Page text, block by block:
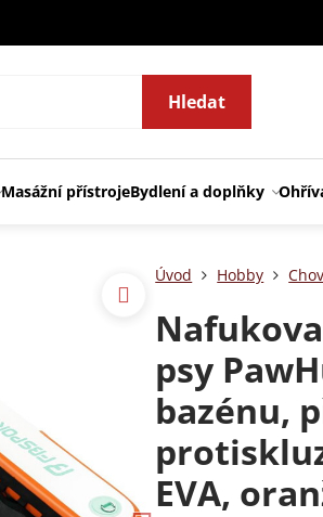
Hledat
Masážní přístrojeBydlení a doplňky
Úvod Hobby
psy
bazénu,
EVA,